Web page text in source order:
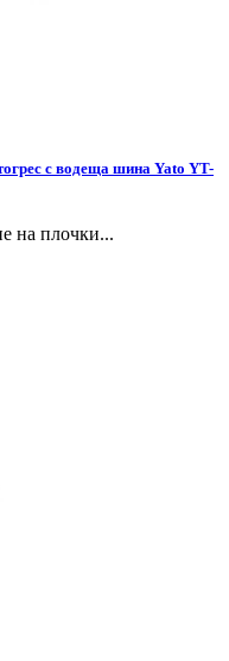
с водеща шина Yato YT-
на плочки...